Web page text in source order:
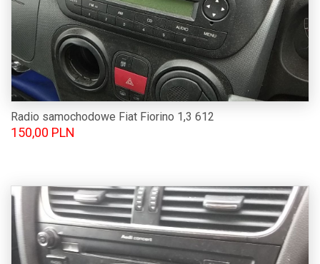
Radio samochodowe Fiat Fiorino 1,3 612
150,00 PLN